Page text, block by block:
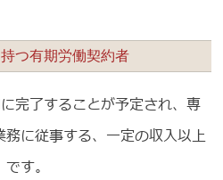
つ有期労働契約者
完了することが予定され、専
に従事する、一定の収入以上
す。